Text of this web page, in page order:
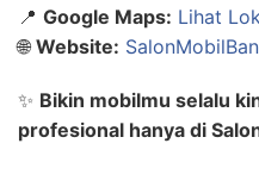
📍 Google Maps: Lihat
🌐 Website:
✨ Bikin mobilmu selalu
profesional hanya di